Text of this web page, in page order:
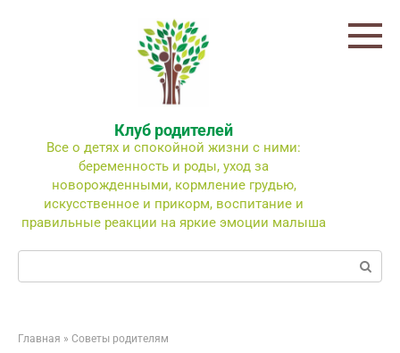
Клуб родителей
Все о детях и спокойной жизни с ними:
беременность и роды, уход за
новорожденными, кормление грудью,
искусственное и прикорм, воспитание и
правильные реакции на яркие эмоции малыша
Поиск:
Главная » Советы родителям